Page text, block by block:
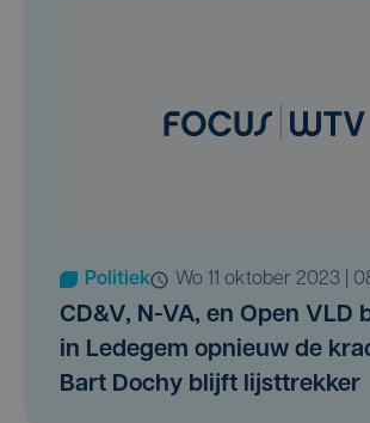
Politiek wo 11 oktober 2023 |
CD&V, N-VA, en Open VLD
in Ledegem opnieuw de
Bart Dochy blijft lijsttrekker